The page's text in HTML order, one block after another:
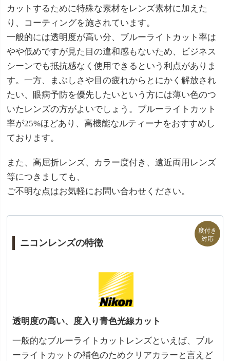
カットするために特殊な素材をレンズ素材に加えた
り、コーティングを施されています。
一般的には透明度が高い分、ブルーライトカット率は
やや低めですが見た目の違和感もないため、ビジネス
シーンでも抵抗感なく使用できるという利点がありま
す。一方、まぶしさや目の疲れからとにかく解放され
たい、眼病予防を優先したいという方には薄い色のつ
いたレンズの方がよいでしょう。ブルーライトカット
率が25%ほどあり、高機能なルティーナをおすすめし
ております。
また、高屈折レンズ、カラー度付き、遠近両用レンズ
等につきましても、
ご不明な点はお気軽にお問い合わせください。
ニコンレンズの特徴
透明度の高い、度入り青色光線カット
一般的なブルーライトカットレンズといえば、ブル
ーライトカットの補色のためクリアカラーと言えど